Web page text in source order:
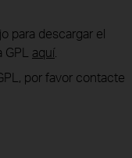
para descargar el
aquí.
por favor contacte